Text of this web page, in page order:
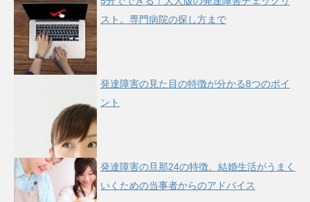
スト。専門病院の探し方まで
発達障害の見た目の特徴が分かる8つのポイ
ント
発達障害の旦那24の特徴。結婚生活がうまく
いくための当事者からのアドバイス